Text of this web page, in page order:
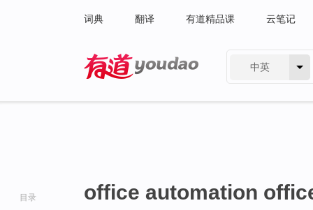
词典 翻译 有道精品课 云笔记
中英
目录 office automation